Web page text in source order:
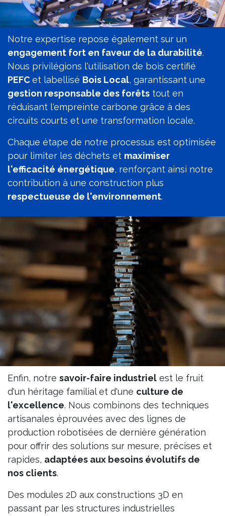
Notre expertise repose également sur un
engagement fort en faveur de la durabilité.
Nous privilégions l'utilisation de bois certifié
PEFCet labellisé Bois Local, garantissant une
gestion responsable des forêts tout en
réduisant l'empreinte carbone grâce à des
circuits courts et une transformation locale.
Chaque étape de notre processus est optimisée
pour limiter les déchets et maximiser
l'efficacité énergétique, renforçant ainsi notre
contribution à une construction plus
respectueuse de l'environnement.​
Enfin, notre savoir-faire industriel est le fruit
d'un héritage familial et d'une culture de
l'excellence. Nous combinons des techniques
artisanales éprouvées avec des lignes de
production robotisées de dernière génération
pour offrir des solutions sur mesure, précises et
rapides, adaptées aux besoins évolutifs de
nos clients.
Des modules 2D aux constructions 3D en
passant par les structures industrielles